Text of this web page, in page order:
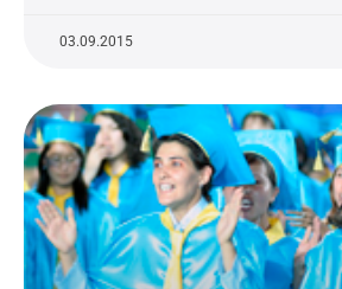
03.09.2015